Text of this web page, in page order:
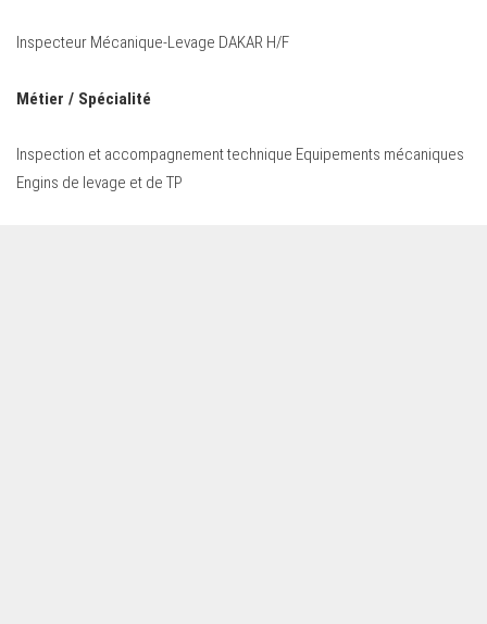
Inspecteur Mécanique-Levage DAKAR H/F
Métier / Spécialité
Inspection et accompagnement technique Equipements mécaniques
Engins de levage et de TP